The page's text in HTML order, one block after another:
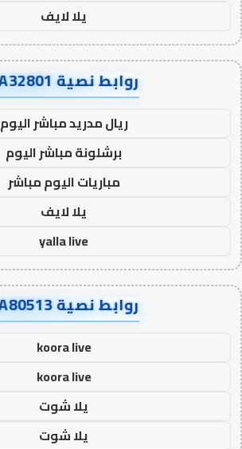
يلا لايف
روابط نصية AA32801
ريال مدريد مباشر اليوم
برشلونة مباشر اليوم
مباريات اليوم مباشر
يلا لايف
yalla live
روابط نصية AA80513
koora live
koora live
يلا شوت
يلا شوت